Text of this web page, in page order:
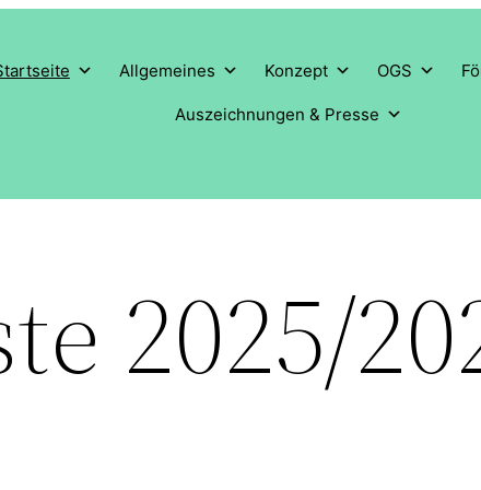
Allgemeines Konzept OGS
Auszeichnungen & Presse
2025/